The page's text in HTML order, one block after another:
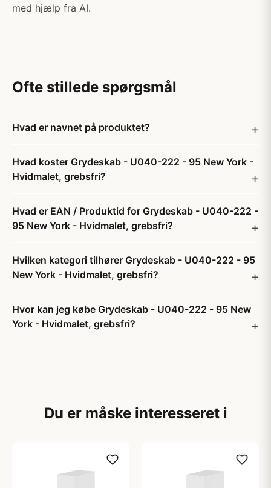
med hjælp fra AI.
Ofte stillede spørgsmål
Hvad er navnet på produktet?
Hvad koster Grydeskab - U040-222 - 95 New York -
Hvidmalet, grebsfri?
Hvad er EAN / Produktid for Grydeskab - U040-222 -
95 New York - Hvidmalet, grebsfri?
Hvilken kategori tilhører Grydeskab - U040-222 - 95
New York - Hvidmalet, grebsfri?
Hvor kan jeg købe Grydeskab - U040-222 - 95 New
York - Hvidmalet, grebsfri?
Du er måske interesseret i